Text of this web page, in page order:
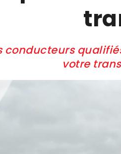
conducteurs
votre